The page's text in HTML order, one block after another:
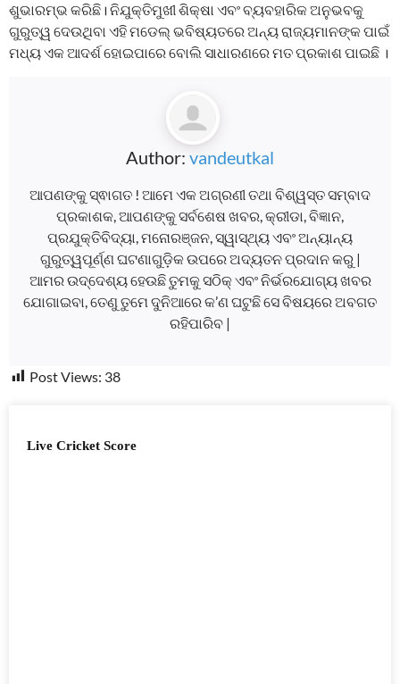
ଶୁଭାରମ୍ଭ କରିଛି। ନିଯୁକ୍ତିମୁଖୀ ଶିକ୍ଷା ଏବଂ ବ୍ୟବହାରିକ ଅନୁଭବକୁ
ଗୁରୁତ୍ୱ ଦେଉଥିବା ଏହି ମଡେଲ୍ ଭବିଷ୍ୟତରେ ଅନ୍ୟ ରାଜ୍ୟମାନଙ୍କ ପାଇଁ
ମଧ୍ୟ ଏକ ଆଦର୍ଶ ହୋଇପାରେ ବୋଲି ସାଧାରଣରେ ମତ ପ୍ରକାଶ ପାଇଛି ।
Author: vandeutkal
ଆପଣଙ୍କୁ ସ୍ଵାଗତ ! ଆମେ ଏକ ଅଗ୍ରଣୀ ତଥା ବିଶ୍ୱସ୍ତ ସମ୍ବାଦ
ପ୍ରକାଶକ, ଆପଣଙ୍କୁ ସର୍ବଶେଷ ଖବର, କ୍ରୀଡା, ବିଜ୍ଞାନ,
ପ୍ରଯୁକ୍ତିବିଦ୍ୟା, ମନୋରଞ୍ଜନ, ସ୍ୱାସ୍ଥ୍ୟ ଏବଂ ଅନ୍ୟାନ୍ୟ
ଗୁରୁତ୍ୱପୂର୍ଣ୍ଣ ଘଟଣାଗୁଡ଼ିକ ଉପରେ ଅଦ୍ୟତନ ପ୍ରଦାନ କରୁ |
ଆମର ଉଦ୍ଦେଶ୍ୟ ହେଉଛି ତୁମକୁ ସଠିକ୍ ଏବଂ ନିର୍ଭରଯୋଗ୍ୟ ଖବର
ଯୋଗାଇବା, ତେଣୁ ତୁମେ ଦୁନିଆରେ କ’ଣ ଘଟୁଛି ସେ ବିଷୟରେ ଅବଗତ
ରହିପାରିବ |
Post Views: 38
Live Cricket Score